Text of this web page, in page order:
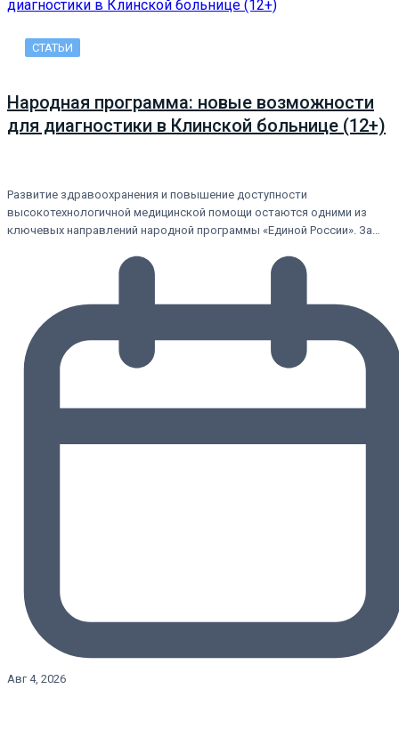
СТАТЬИ
Народная программа: новые возможности
для диагностики в Клинской больнице (12+)
Развитие здравоохранения и повышение доступности
высокотехнологичной медицинской помощи остаются одними из
ключевых направлений народной программы «Единой России». За…
Авг 4, 2026